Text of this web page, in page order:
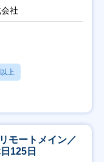
社
上
モートメイン／
125日